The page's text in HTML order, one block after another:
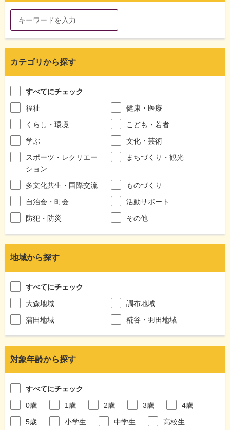
カテゴリから探す
すべてにチェック
福祉
健康・医療
くらし・環境
こども・若者
学ぶ
文化・芸術
スポーツ・レクリエー
ション
まちづくり・観光
多文化共生・国際交流
ものづくり
自治会・町会
活動サポート
防犯・防災
その他
地域から探す
すべてにチェック
大森地域
調布地域
蒲田地域
糀谷・羽田地域
対象年齢から探す
すべてにチェック
0歳
1歳 2歳 3歳
4歳
5歳
小学生 中学生
高校生